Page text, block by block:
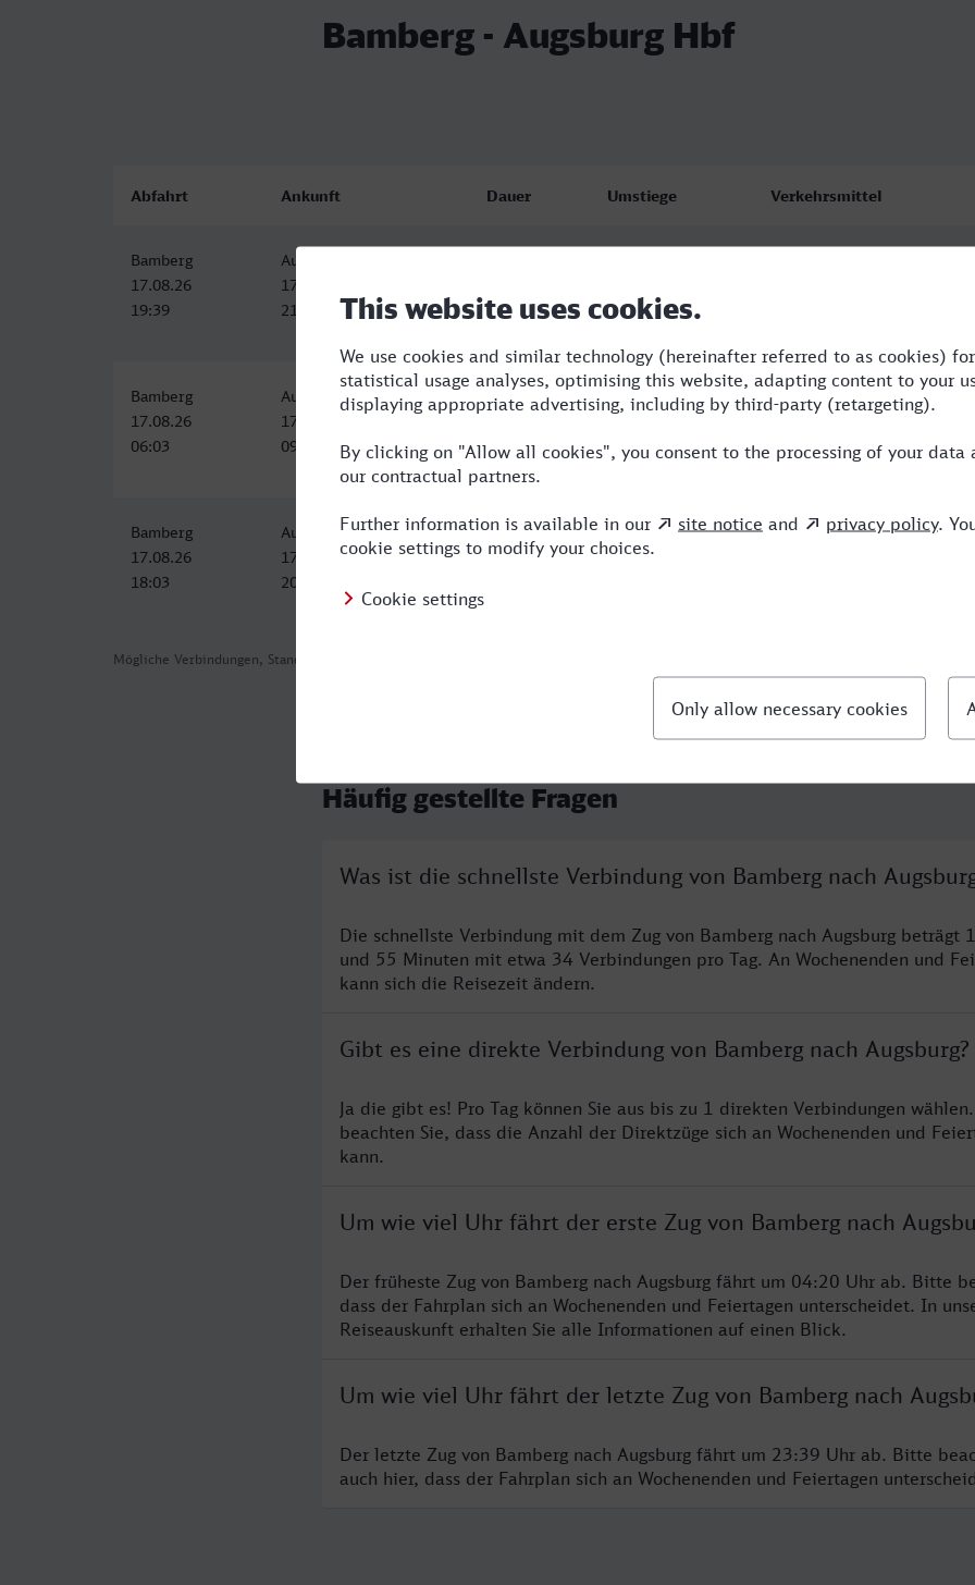
Bamberg - Augsburg Hbf
Mögliche Verbindungen, Stand: 2026-08-03 15:28
Abfahrt Ankunft Dauer Umstiege Verkehrsmittel
Bamberg
17.08.26
19:39
Augsburg Hbf
17.08.26
21:34
Bamberg
17.08.26
06:03
Augsburg Hbf
17.08.26
09:15
3:12 RE,ICE
Bamberg
17.08.26
18:03
Augsburg Hbf
17.08.26
20:08
2:05 1 RE,ICE
Häufig gestellte Fragen
Was ist die schnellste Verbindung von Bamberg nach
Die schnellste Verbindung mit dem Zug von Bamberg nach Augsburg beträgt
und 55 Minuten mit etwa 34 Verbindungen pro Tag. An Wochenenden und
kann sich die Reisezeit ändern.
Gibt es eine direkte Verbindung von Bamberg nach Augsburg?
Ja die gibt es! Pro Tag können Sie aus bis zu 1 direkten Verbindungen
beachten Sie, dass die Anzahl der Direktzüge sich an Wochenenden und
kann.
Um wie viel Uhr fährt der erste Zug von Bamberg nach
Der früheste Zug von Bamberg nach Augsburg fährt um 04:20 Uhr ab. Bitte
dass der Fahrplan sich an Wochenenden und Feiertagen unterscheidet. In
Reiseauskunft erhalten Sie alle Informationen auf einen Blick.
Um wie viel Uhr fährt der letzte Zug von Bamberg nach
Der letzte Zug von Bamberg nach Augsburg fährt um 23:39 Uhr ab. Bitte
auch hier, dass der Fahrplan sich an Wochenenden und Feiertagen